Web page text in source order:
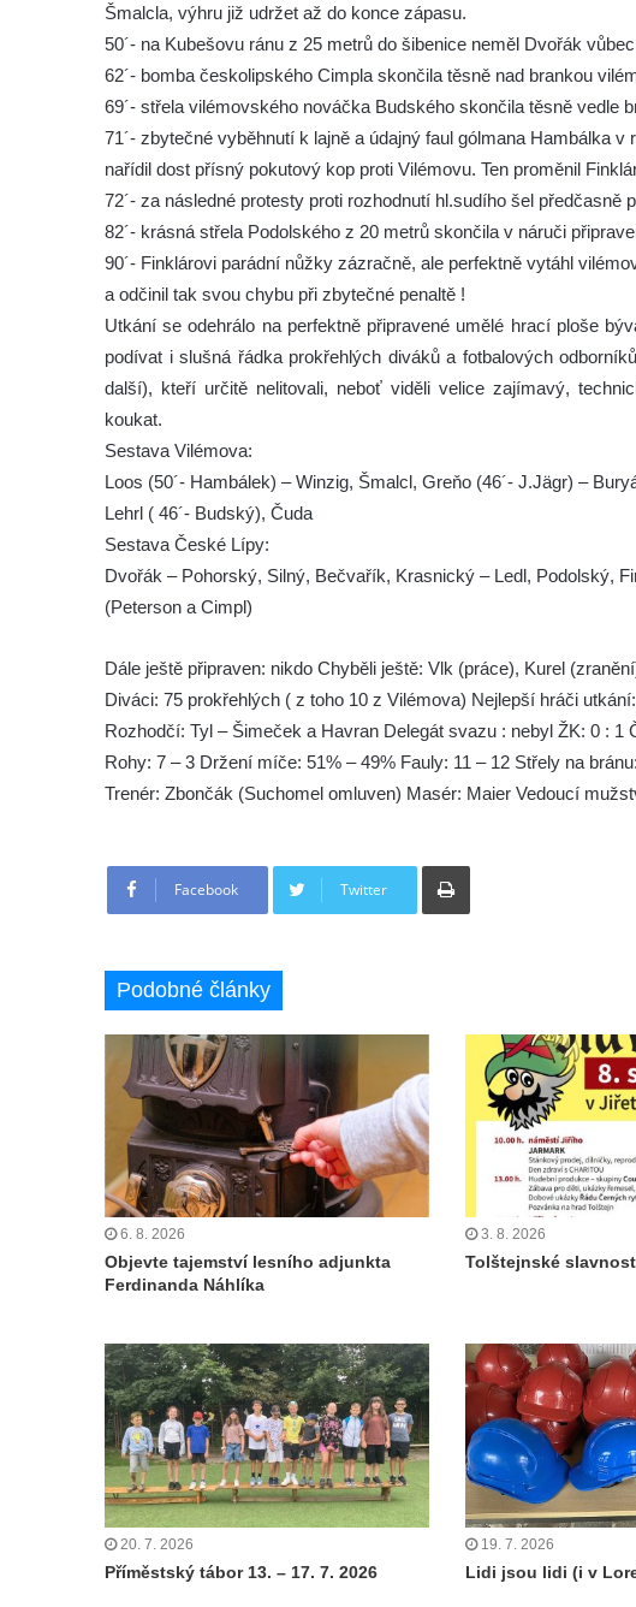
Šmalcla, výhru již udržet až do konce zápasu.
50´- na Kubešovu ránu z 25 metrů do šibenice neměl Dvořák
62´- bomba českolipského Cimpla skončila těsně nad brankou
69´- střela vilémovského nováčka Budského skončila těsně vedle
71´- zbytečné vyběhnutí k lajně a údajný faul gólmana Hambálka
nařídil dost přísný pokutový kop proti Vilémovu. Ten proměnil
72´- za následné protesty proti rozhodnutí hl.sudího šel předčasně
82´- krásná střela Podolského z 20 metrů skončila v náruči
90´- Finklárovi parádní nůžky zázračně, ale perfektně vytáhl
a odčinil tak svou chybu při zbytečné penaltě !
Utkání se odehrálo na perfektně připravené umělé hrací ploše
podívat i slušná řádka prokřehlých diváků a fotbalových
další), kteří určitě nelitovali, neboť viděli velice zajímavý,
koukat.
Sestava Vilémova:
Loos (50´- Hambálek) – Winzig, Šmalcl, Greňo (46´- J.Jägr) –
Lehrl ( 46´- Budský), Čuda
Sestava České Lípy:
Dvořák – Pohorský, Silný, Bečvařík, Krasnický – Ledl, Podolský,
(Peterson a Cimpl)
Dále ještě připraven: nikdo Chyběli ještě: Vlk (práce), Kurel
Diváci: 75 prokřehlých ( z toho 10 z Vilémova) Nejlepší hráči
Rozhodčí: Tyl – Šimeček a Havran Delegát svazu : nebyl ŽK: 0 : 1
Rohy: 7 – 3 Držení míče: 51% – 49% Fauly: 11 – 12 Střely na
Trenér: Zbončák (Suchomel omluven) Masér: Maier Vedoucí
Facebook Twitter
Tisknout
Podobné články
6. 8. 2026
Objevte tajemství lesního adjunkta
Ferdinanda Náhlíka
3. 8. 2026
Tolštejnské
20. 7. 2026
Příměstský tábor 13. – 17. 7. 2026
19. 7. 2026
Lidi jsou lidi (i v